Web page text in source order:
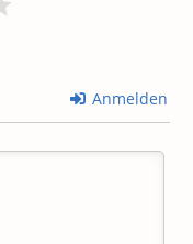
Anmelden